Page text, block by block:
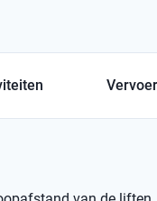
Vervoer